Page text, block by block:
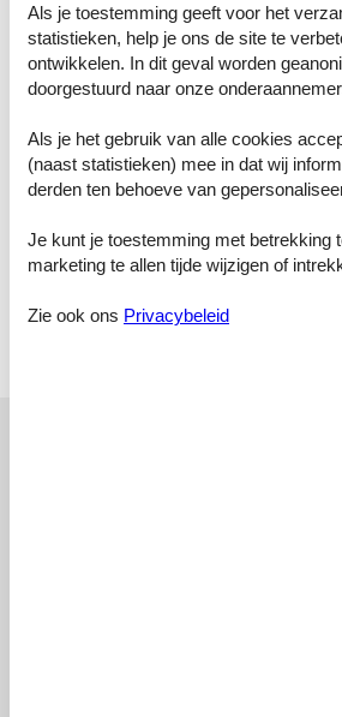
feesten zijn hier niet toegestaan, de
vakantiepark gerespecteerd te worden.
de toegang worden geweigerd.
Kamerindeling
Vakantiewoning
Stapelbed
Slaapkamer, 2 personen
Badkamer
Toilet met warm en koud water,
Terras
Als je toestemming geeft voor het
statistieken, help je ons de site te
ontwikkelen. In dit geval worden
doorgestuurd naar onze
Als je het gebruik van alle cookies
(naast statistieken) mee in dat wij
derden ten behoeve van
Je kunt je toestemming met betrekking
marketing te allen tijde wijzigen of
Zie ook ons Privacybeleid